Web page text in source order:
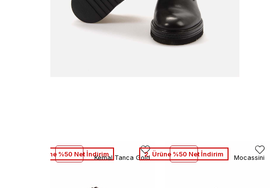
2. Ürüne %50 Net İndirimKemal Tanca Gold2. Ürüne %50 Net İndirim Mocassini